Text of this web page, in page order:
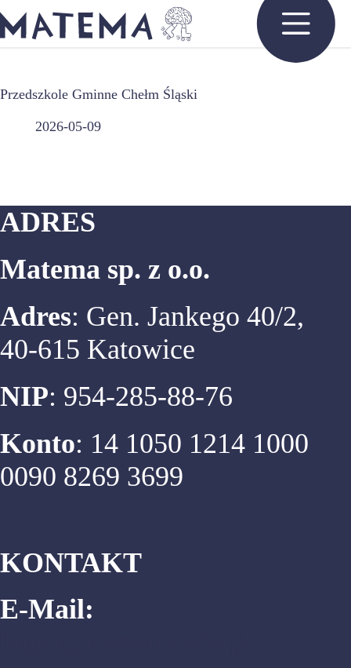
do
treści
Przedszkole Gminne Chełm Śląski
2026-05-09
ADRES
Matema sp. z o.o.
Adres: Gen. Jankego 40/2,
40-615 Katowice
NIP: 954-285-88-76
Konto: 14 1050 1214 1000
0090 8269 3699
KONTAKT
E-Mail: